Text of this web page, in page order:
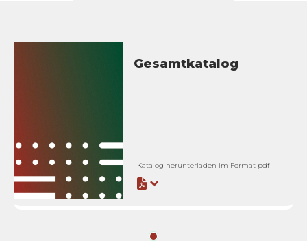
Gesamtkatalog
Katalog herunterladen im Format pdf